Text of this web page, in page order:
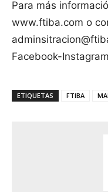
Para más
www.ftiba.com o
Facebook-
ETIQUETAS FTIBA